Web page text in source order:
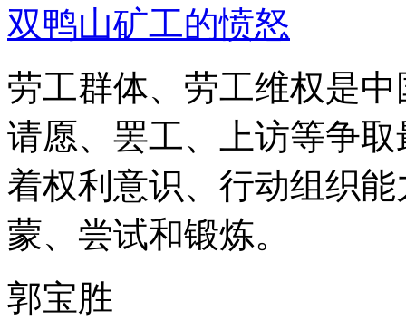
双鸭山矿工的愤怒
劳工群体、劳工维权是
请愿、罢工、上访等争
着权利意识、行动组织
蒙、尝试和锻炼。
郭宝胜